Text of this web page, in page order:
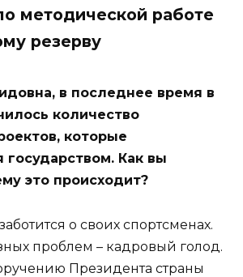
методической работе
резерву
в последнее время в
количество
которые
государством. Как вы
это происходит?
о своих спортсменах.
проблем – кадровый голод.
Президента страны